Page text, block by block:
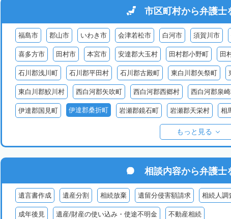
市区町村から弁護士
福島市 郡山市 いわき市 会津若松市 白河市 須賀川市
喜多方市 田村市 本宮市 安達郡大玉村 田村郡小野町 田
石川郡浅川町 石川郡平田村 石川郡古殿町 東白川郡矢祭町
東白川郡鮫川村 西白河郡矢吹町 西白河郡西郷村 西白河郡泉
伊達郡国見町 伊達郡桑折町 岩瀬郡鏡石町 岩瀬郡天栄村 相
双葉郡浪江町
耶麻郡猪苗代町 耶麻郡磐梯町 耶麻郡西会津町 耶麻郡北塩原村
大沼郡金山町 大沼郡三島町
南会津郡下郷町 南会津郡只見町 南会津郡檜枝岐村
もっと見る
相談内容から弁護士
遺言書作成 遺産分割 相続放棄 遺留分侵害額請求 相続人調
成年後見 遺産/財産の使い込み・使途不明金 不動産相続